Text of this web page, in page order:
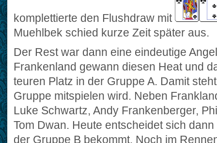
komplettierte den Flushdraw mit
Muehlbek schied kurze Zeit später aus.
Der Rest war dann eine eindeutige
Frankenland gewann diesen Heat und
teuren Platz in der Gruppe A. Damit
Gruppe mitspielen wird. Neben
Luke Schwartz, Andy Frankenberger,
Tom Dwan. Heute entscheidet sich
der Gruppe B bekommt. Noch im